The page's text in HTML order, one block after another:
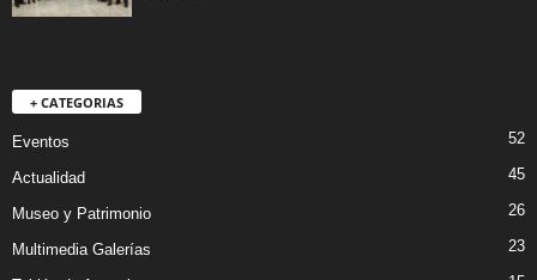
+ CATEGORIAS
Eventos 52
Actualidad 45
Museo y Patrimonio 26
Multimedia Galerías 23